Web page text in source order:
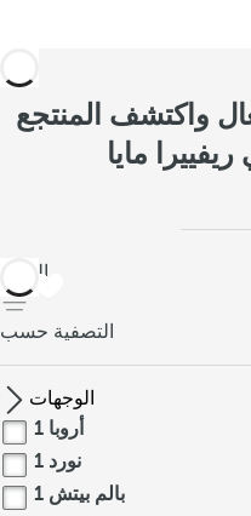
واكتشف المنتجع
العودة
التصفية حسب
الوجهات
أروبا 1
نورد 1
بالم بيتش 1